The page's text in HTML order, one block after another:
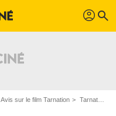
profil search
Avis sur le film Tarnation Tarnation : Critique presse